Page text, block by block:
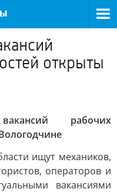
открыты
рабочих
ищут механиков,
операторов и
вакансиями